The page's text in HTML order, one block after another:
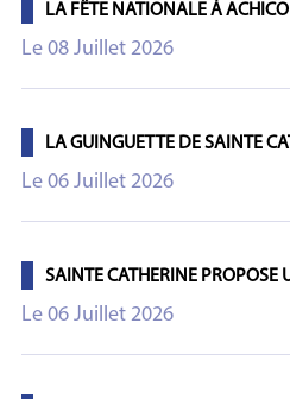
LA FÊTE NATIONALE À
Le 08 Juillet 2026
LA GUINGUETTE DE SAINTE
Le 06 Juillet 2026
SAINTE CATHERINE PROPOSE
Le 06 Juillet 2026